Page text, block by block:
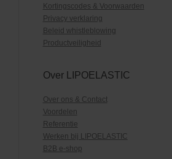
Kortingscodes & Voorwaarden
Privacy verklaring
Beleid whistleblowing
Productveiligheid
Over LIPOELASTIC
Over ons & Contact
Voordelen
Referentie
Werken bij LIPOELASTIC
B2B e-shop